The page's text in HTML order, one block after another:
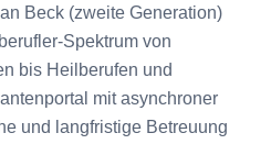
Beck (zweite Generation)
Spektrum von
bis Heilberufen und
mit asynchroner
und langfristige Betreuung